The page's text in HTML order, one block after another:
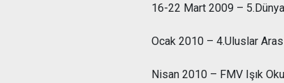
16-22 Mart 2009 –
Ocak 2010 – 4.Uluslar
Nisan 2010 – FMV Işık